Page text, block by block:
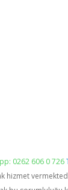
0262 606 0 726
hizmet